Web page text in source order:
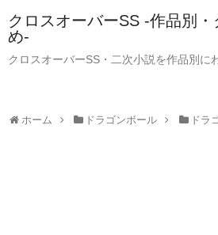
クロスオーバーSS -作品別・
め-
クロスオーバーSS・二次小説を作品別に
ホーム ドラゴンボール ドラ